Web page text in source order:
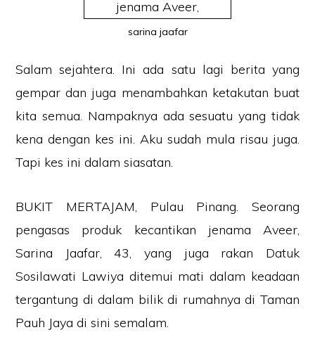
sarina jaafar
Salam sejahtera. Ini ada satu lagi berita yang
gempar dan juga menambahkan ketakutan buat
kita semua. Nampaknya ada sesuatu yang tidak
kena dengan kes ini. Aku sudah mula risau juga.
Tapi kes ini dalam siasatan.
BUKIT MERTAJAM, Pulau Pinang. Seorang
pengasas produk kecantikan jenama Aveer,
Sarina Jaafar, 43, yang juga rakan Datuk
Sosilawati Lawiya ditemui mati dalam keadaan
tergantung di dalam bilik di rumahnya di Taman
Pauh Jaya di sini semalam.